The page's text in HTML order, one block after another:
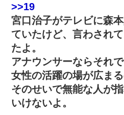
>>19
宮口治子がテレビに森
ていたけど、言わされ
たよ。
アナウンサーならそれ
女性の活躍の場が広ま
そのせいで無能な人が
いけないよ。